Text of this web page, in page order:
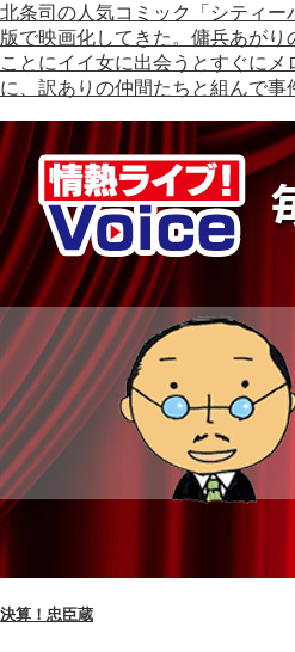
北条司の人気コミック「シティー
版で映画化してきた。傭兵あがり
ことにイイ女に出会うとすぐに
に、訳ありの仲間たちと組んで
決算！忠臣蔵